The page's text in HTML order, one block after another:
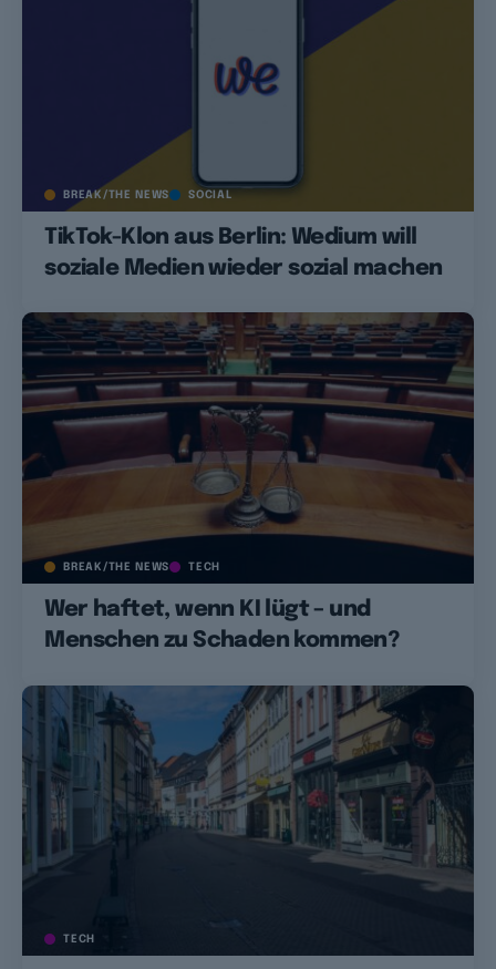
BREAK/THE NEWS SOCIAL
TikTok-Klon aus Berlin: Wedium will
soziale Medien wieder sozial machen
BREAK/THE NEWS TECH
Wer haftet, wenn KI lügt – und
Menschen zu Schaden kommen?
TECH